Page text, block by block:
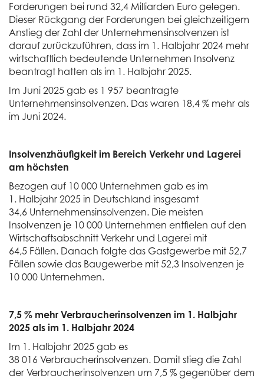
Forderungen bei rund 32,4 Milliarden Euro gelegen.
Dieser Rückgang der Forderungen bei gleichzeitigem
Anstieg der Zahl der Unternehmensinsolvenzen ist
darauf zurückzuführen, dass im 1. Halbjahr 2024 mehr
wirtschaftlich bedeutende Unternehmen Insolvenz
beantragt hatten als im 1. Halbjahr 2025.
Im Juni 2025 gab es 1 957 beantragte
Unternehmensinsolvenzen. Das waren 18,4 % mehr als
im Juni 2024.
Insolvenzhäufigkeit im Bereich Verkehr und Lagerei
am höchsten
Bezogen auf 10 000 Unternehmen gab es im
1. Halbjahr 2025 in Deutschland insgesamt
34,6 Unternehmensinsolvenzen. Die meisten
Insolvenzen je 10 000 Unternehmen entfielen auf den
Wirtschaftsabschnitt Verkehr und Lagerei mit
64,5 Fällen. Danach folgte das Gastgewerbe mit 52,7
Fällen sowie das Baugewerbe mit 52,3 Insolvenzen je
10 000 Unternehmen.
7,5 % mehr Verbraucherinsolvenzen im 1. Halbjahr
2025 als im 1. Halbjahr 2024
Im 1. Halbjahr 2025 gab es
38 016 Verbraucherinsolvenzen. Damit stieg die Zahl
der Verbraucherinsolvenzen um 7,5 % gegenüber dem